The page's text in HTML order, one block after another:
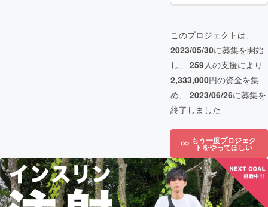
このプロジェクトは、
2023/05/30に募集を開始
し、 259人の支援により
2,333,000円の資金を集
め、 2023/06/26に募集を
終了しました
もう一度プロジェク
トをやってほしい